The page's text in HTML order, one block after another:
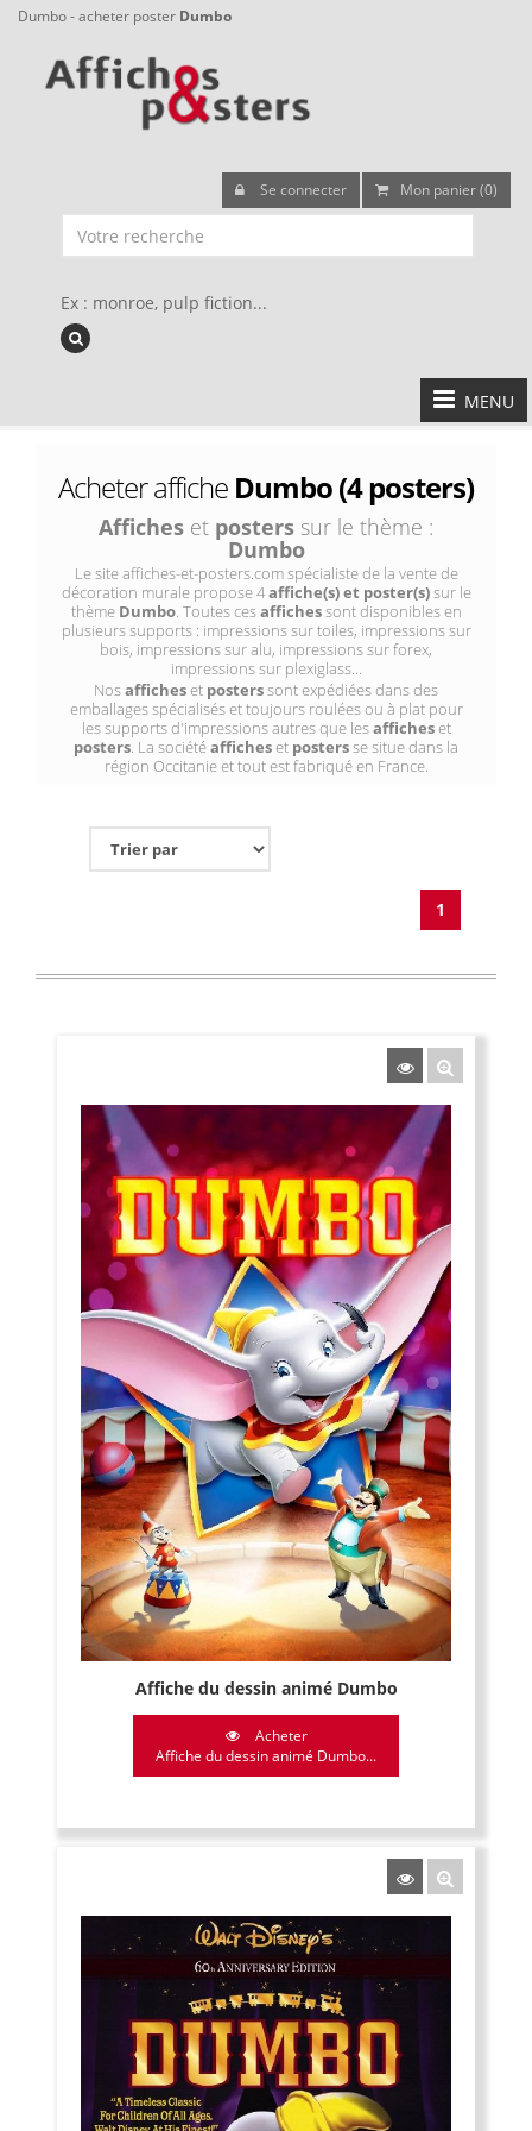
Dumbo - acheter poster Dumbo
Se connecter Mon panier (0)
Ex : monroe, pulp fiction...
MENU
Acheter affiche Dumbo (4 posters)
Affiches et posters sur le thème :
Dumbo
Le site affiches-et-posters.com spécialiste de la vente de
décoration murale propose 4affiche(s) et poster(s)sur le
thème Dumbo. Toutes cesaffichessont disponibles en
plusieurs supports : impressions sur toiles, impressions sur
bois, impressions sur alu, impressions sur forex,
impressions sur plexiglass...
Nosafficheset posterssont expédiées dans des
emballages spécialisés et toujours roulées ou à plat pour
les supports d'impressions autres que lesafficheset
posters. La sociétéafficheset postersse situe dans la
région Occitanie et tout est fabriqué en France.
1
Affiche du dessin animé Dumbo
Acheter
Affiche du dessin animé Dumbo...